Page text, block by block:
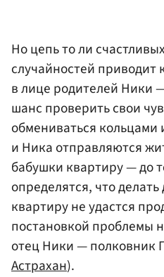
Но цепь то ли
случайностей приводит
в лице родителей Ники
шанс проверить свои
обмениваться кольцами
и Ника отправляются
бабушки квартиру — до
определятся, что
квартиру не удастся
постановкой проблемы
отец Ники — полковник
Астрахан).